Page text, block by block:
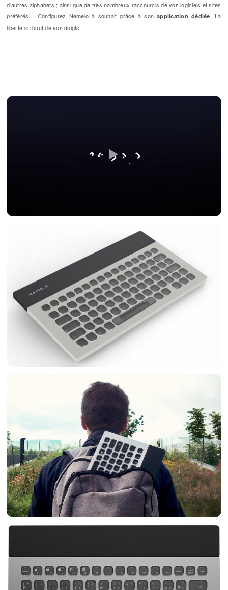
d’autres alphabets ; ainsi que de très nombreux raccourcis de vos logiciels et sites
préférés… Configurez Nemeio à souhait grâce à sonapplication dédiée. La
liberté au bout de vos doigts !